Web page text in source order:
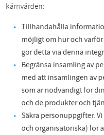
kärnvärden:
Tillhandahålla
möjligt om hur och
gör detta via denna
Begränsa insamling av
med att insamlingen av
som är nödvändigt för
och de produkter och
Säkra personuppgifter.
och organisatoriska) för